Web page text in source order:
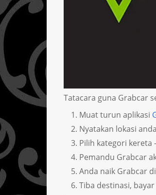
Tatacara guna Grabcar
Muat turun aplikasi
Nyatakan lokasi
Pilih kategori kereta
Pemandu Grabcar
Anda naik Grabcar
Tiba destinasi,